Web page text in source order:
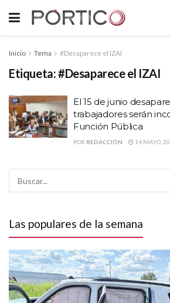
Inicio Tema #Desaparece el IZAI
Etiqueta:#Desaparece el IZAI
El 15 de junio
trabajadores serán
Función Pública
POR REDACCIÓN 14 MAYO,
Las populares de la semana